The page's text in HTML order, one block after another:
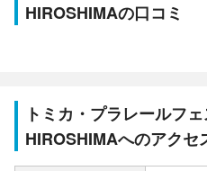
HIROSHIMAの口コミ
トミカ・プラレールフ
HIROSHIMAへのアクセ